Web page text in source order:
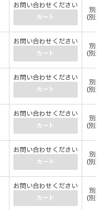
お問い合わせください
カート
別途
(別途
お問い合わせください
カート
別途
(別途
お問い合わせください
カート
別途
(別途
お問い合わせください
カート
別途
(別途
お問い合わせください
カート
別途
(別途
お問い合わせください
カート
別途
(別途